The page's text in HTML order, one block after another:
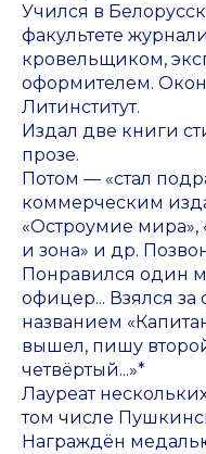
Учился в
факультете
кровельщиком,
оформителем.
Литинститут.
Издал две книги
прозе.
Потом — «стал
коммерческим
«Остроумие мира»,
и зона» и др.
Понравился один
офицер... Взялся
названием
вышел, пишу
четвёртый...»*
Лауреат
том числе
Награждён